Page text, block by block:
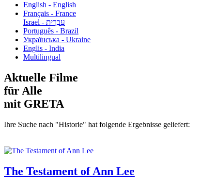
English - English
Français - France
עִבְרִית - Israel
Português - Brazil
Українська - Ukraine
Englis - India
Multilingual
Aktuelle Filme
für Alle
mit GRETA
Ihre Suche nach "Historie" hat folgende Ergebnisse geliefert:
The Testament of Ann Lee